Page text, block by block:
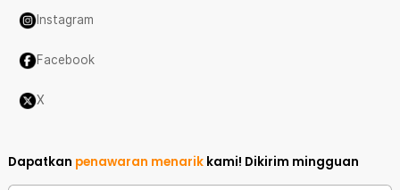
Instagram
Facebook
X
Dapatkan penawaran menarik kami! Dikirim mingguan